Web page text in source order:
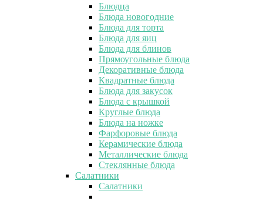
Блюдца
Блюда новогодние
Блюда для торта
Блюда для яиц
Блюда для блинов
Прямоугольные блюда
Декоративные блюда
Квадратные блюда
Блюда для закусок
Блюда с крышкой
Круглые блюда
Блюда на ножке
Фарфоровые блюда
Керамические блюда
Металлические блюда
Стеклянные блюда
Салатники
Салатники